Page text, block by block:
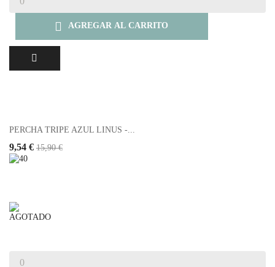
 AGREGAR AL CARRITO
PERCHA TRIPE AZUL LINUS -...
9,54 € 15,90 €